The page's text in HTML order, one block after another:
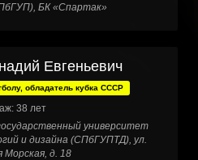
БК «Спартак»
Евгеньевич
обладатель кубка СССР
38 лет
университет
и дизайна (СПбГУПТД), ул.
Морская, д. 18